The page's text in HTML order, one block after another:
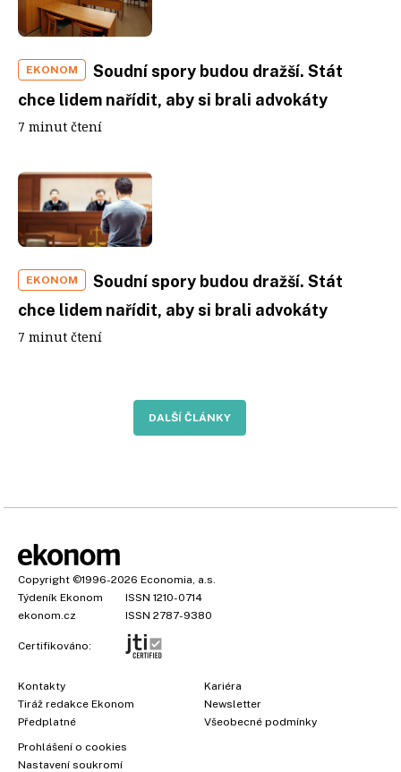
EKONOM
Soudní spory budou dražší. Stát
chce lidem nařídit, aby si brali advokáty
7 minut čtení
EKONOM
Soudní spory budou dražší. Stát
chce lidem nařídit, aby si brali advokáty
7 minut čtení
DALŠÍ ČLÁNKY
Copyright ©1996-2026 Economia, a.s.
Týdeník Ekonom
ISSN 1210-0714
ekonom.cz
ISSN 2787-9380
Certifikováno:
Kontakty
Tiráž redakce Ekonom
Předplatné
Kariéra
Newsletter
Všeobecné podmínky
Prohlášení o cookies
Nastavení soukromí